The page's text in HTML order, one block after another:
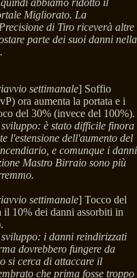
Migliorato. La
di Tiro riceverà altre
parte dei suoi danni nella
settimanale] Soffio
ora aumenta la portata e i
del 30% (invece del 100%).
è stato difficile finora
l'estensione dell'aumento del
e comunque i danni
Mastro Birraio sono più
settimanale] Tocco del
10% dei danni assorbiti in
i danni reindirizzati
dovrebbero fungere da
si cerca di attaccare il
che prima fosse troppo